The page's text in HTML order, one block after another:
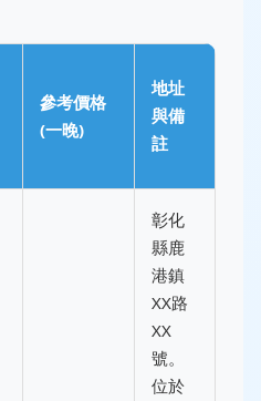
參考價格
(一晚)
地址
與備
註
彰化
縣鹿
港鎮
XX路
XX
號。
位於